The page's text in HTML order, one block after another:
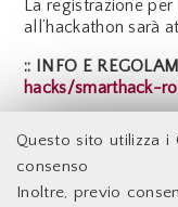
Questo sito utilizza i
consenso
Inoltre, previo
La registrazione
all’hackathon sarà
:: INFO E
hacks/smarthack-